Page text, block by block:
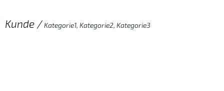
Kunde / Kategorie1, Kategorie2, Kategorie3